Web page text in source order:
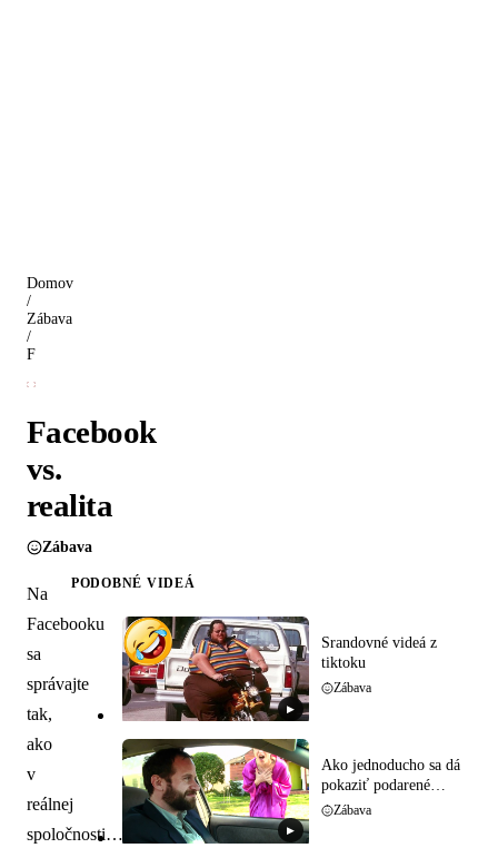
Domov
/
Zábava
/
Facebook
vs.
realita
Zábava
Na
Facebooku
sa
správajte
tak,
ako
v
reálnej
spoločnosti…
PODOBNÉ VIDEÁ
▶
Srandovné videá z
tiktoku
Zábava
▶
Ako jednoducho sa dá
pokaziť podarené
rande
Zábava